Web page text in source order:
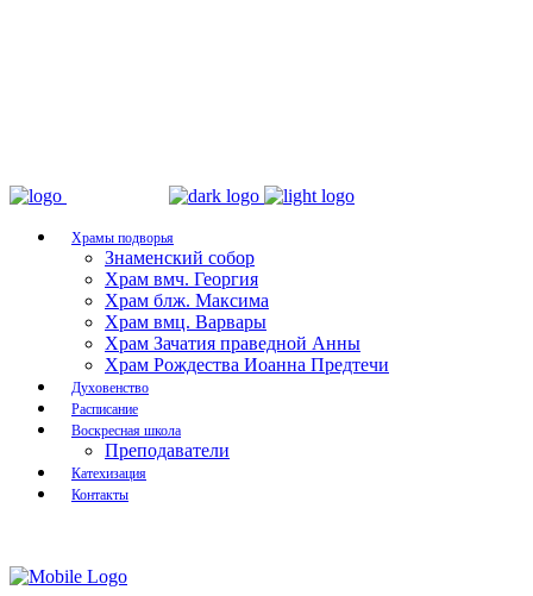
Храмы подворья
Знаменский собор
Храм вмч. Георгия
Храм блж. Максима
Храм вмц. Варвары
Храм Зачатия праведной Анны
Храм Рождества Иоанна Предтечи
Духовенство
Расписание
Воскресная школа
Преподаватели
Катехизация
Контакты